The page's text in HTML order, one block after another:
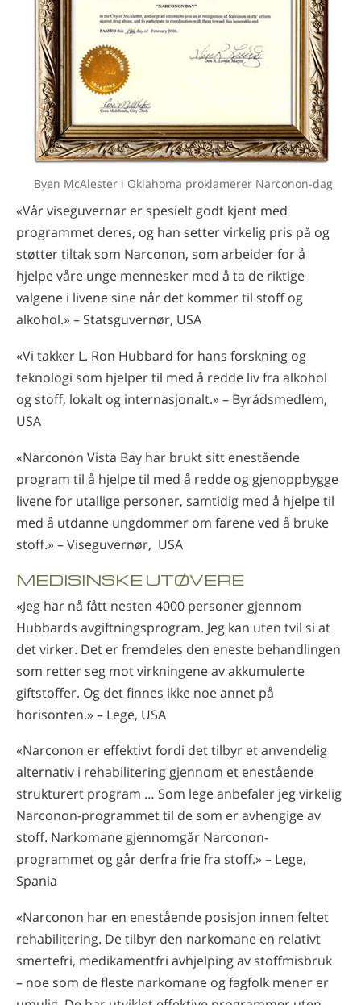
Byen McAlester i Oklahoma proklamerer Narconon-dag
«Vår viseguvernør er spesielt godt kjent med
programmet deres, og han setter virkelig pris på og
støtter tiltak som Narconon, som arbeider for å
hjelpe våre unge mennesker med å ta de riktige
valgene i livene sine når det kommer til stoff og
alkohol.» – Statsguvernør, USA
«Vi takker L. Ron Hubbard for hans forskning og
teknologi som hjelper til med å redde liv fra alkohol
og stoff, lokalt og internasjonalt.» – Byrådsmedlem,
USA
«Narconon Vista Bay har brukt sitt enestående
program til å hjelpe til med å redde og gjenoppbygge
livene for utallige personer, samtidig med å hjelpe til
med å utdanne ungdommer om farene ved å bruke
stoff.» – Viseguvernør, USA
MEDISINSKE UTØVERE
«Jeg har nå fått nesten 4000 personer gjennom
Hubbards avgiftningsprogram. Jeg kan uten tvil si at
det virker. Det er fremdeles den eneste behandlingen
som retter seg mot virkningene av akkumulerte
giftstoffer. Og det finnes ikke noe annet på
horisonten.» – Lege, USA
«Narconon er effektivt fordi det tilbyr et anvendelig
alternativ i rehabilitering gjennom et enestående
strukturert program … Som lege anbefaler jeg virkelig
Narconon-programmet til de som er avhengige av
stoff. Narkomane gjennomgår Narconon-
programmet og går derfra frie fra stoff.» – Lege,
Spania
«Narconon har en enestående posisjon innen feltet
rehabilitering. De tilbyr den narkomane en relativt
smertefri, medikamentfri avhjelping av stoffmisbruk
– noesom de fleste narkomane og fagfolk mener er